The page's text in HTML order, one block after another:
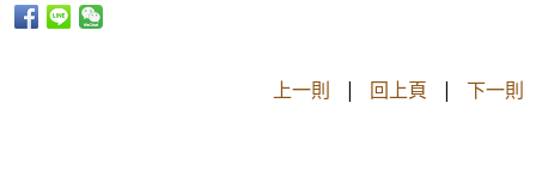
上一則 | 回上頁 | 下一則